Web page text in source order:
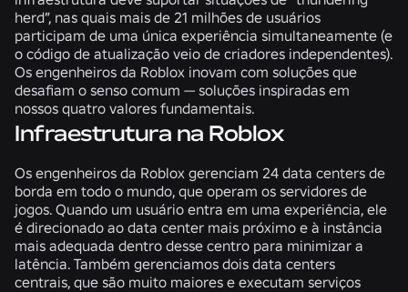
herd”, nas quais mais de 21 milhões de usuários
participam de uma única experiência simultaneamente (e
o código de atualização veio de criadores independentes).
Os engenheiros da Roblox inovam com soluções que
desafiam o senso comum — soluções inspiradas em
nossos quatro valores fundamentais.
Infraestrutura na Roblox
Os engenheiros da Roblox gerenciam 24 data centers de
borda em todo o mundo, que operam os servidores de
jogos. Quando um usuário entra em uma experiência, ele
é direcionado ao data center mais próximo e à instância
mais adequada dentro desse centro para minimizar a
latência. Também gerenciamos dois data centers
centrais, que são muito maiores e executam serviços